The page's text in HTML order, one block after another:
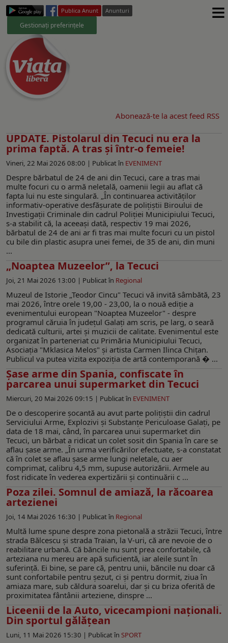
Publica Anunt Anunturi
Gestionați preferințele ≡
Abonează-te la acest feed RSS
UPDATE. Pistolarul din Tecuci nu era la
prima faptă. A tras şi într-o femeie!
Vineri, 22 Mai 2026 08:00 | Publicat în EVENIMENT
Despre bărbatul de 24 de ani din Tecuci, care a tras mai
multe focuri cu o armă neletală, oamenii legii au aflat că
fapta lui nu este singulară. „În continuarea activităților
informativ-operative desfășurate de polițiștii Biroului de
Investigații Criminale din cadrul Poliției Municipiului Tecuci,
s-a stabilit că, la aceeași dată, respectiv 19 mai 2026,
bărbatul de 24 de ani ar fi tras mai multe focuri cu un pistol
cu bile din plastic asupra unei femei, de 35 de ani, din muni
...
„Noaptea Muzeelor”, la Tecuci
Joi, 21 Mai 2026 13:00 | Publicat în Regional
Muzeul de Istorie „Teodor Cincu" Tecuci vă invită sâmbătă, 23
mai 2026, între orele 19,00 - 23,00, la o nouă ediție a
evenimentului european "Noaptea Muzeelor" - despre
programul căruia în judeţul Galaţi am scris, pe larg, o seară
dedicată culturii, artei și muzicii de calitate. Evenimentul este
organizat în parteneriat cu Primăria Municipiului Tecuci,
Asociația "Mklasica Melos" și artista Carmen Ilinca Chițan.
Publicul va putea vizita expoziția de artă contemporană � ...
Şase arme din Spania, confiscate în
parcarea unui supermarket din Tecuci
Miercuri, 20 Mai 2026 09:15 | Publicat în EVENIMENT
De o descoperire șocantă au avut parte polițiștii din cadrul
Serviciului Arme, Explozivi și Substanțe Periculoase Galați, pe
data de 18 mai, când, în parcarea unui supermarket din
Tecuci, un bărbat a ridicat un colet sosit din Spania în care se
aflau şase arme. „În urma verificărilor efectuate, s-a constatat
că în colet se aflau șase arme lungi neletale, cu aer
comprimat, calibru 4,5 mm, supuse autorizării. Armele au
fost ridicate în vederea expertizării și continuării c ...
Poza zilei. Somnul de amiază, la răcoarea
artezienei
Joi, 14 Mai 2026 16:30 | Publicat în Regional
Multă lume spune despre zona pietonală a străzii Tecuci, între
strada Bălcescu şi strada Traian, la V-uri, că are nevoie de o
reabilitare urbană. Că băncile nu sunt prea confortabile, că
arteziana nu mereu are apă suficientă, iar aleile sunt în
suferinţă. Ei bine, se pare că, pentru unii, băncile nu doar că
sunt confortabile pentru şezut, ci şi pentru dormit, ziua în
amiaza mare, sub căldura soarelui, dar şi cu briza oferită de
proximitatea fântânii arteziene, dinspre ...
Liceenii de la Auto, vicecampioni naţionali.
Din sportul gălăţean
Luni, 11 Mai 2026 15:30 | Publicat în SPORT